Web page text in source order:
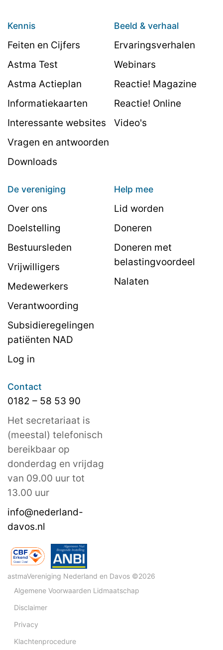
Kennis
Feiten en Cijfers
Astma Test
Astma Actieplan
Informatiekaarten
Interessante websites
Vragen en antwoorden
Downloads
Beeld & verhaal
Ervaringsverhalen
Webinars
Reactie! Magazine
Reactie! Online
Video's
De vereniging
Over ons
Doelstelling
Bestuursleden
Vrijwilligers
Medewerkers
Verantwoording
Subsidieregelingen
patiënten NAD
Log in
Help mee
Lid worden
Doneren
Doneren met
belastingvoordeel
Nalaten
Contact
0182 – 58 53 90
Het secretariaat is
(meestal) telefonisch
bereikbaar op
donderdag en vrijdag
van 09.00 uur tot
13.00 uur
info@nederland-
davos.nl
astmaVereniging Nederland en Davos ©2026
Algemene Voorwaarden Lidmaatschap
Disclaimer
Privacy
Klachtenprocedure